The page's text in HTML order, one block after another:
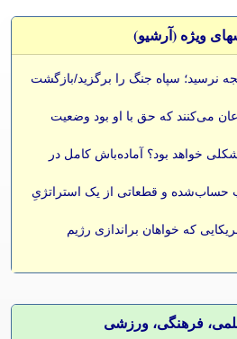
ویژه (آرشيو)
نرسید؛ سپاه جنگ را برگزید/بازگشت
می‌کنند که حق با او بود وضعیت
خواهد بود؟ آماده‌باش کامل در
حساب‌شده و قطعاتی از یک استراتژیِ
که خواهان براندازی رژیم
فرهنگی، ورزشی